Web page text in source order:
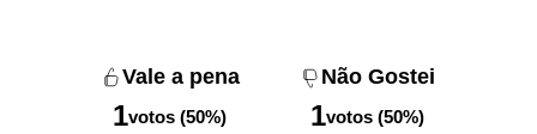
Vale a pena
1votos (50%)
Não Gostei
1votos (50%)